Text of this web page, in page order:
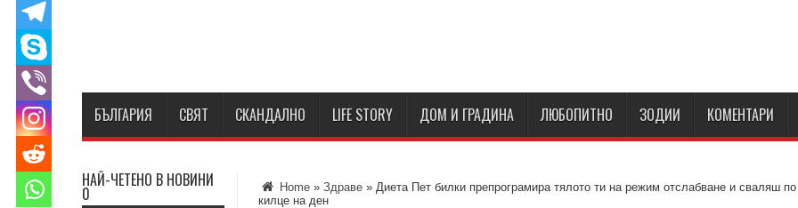
БЪЛГАРИЯ СВЯТ СКАНДАЛНО LIFE STORY ДОМ И ГРАДИНА ЛЮБОПИТНО ЗОДИИ КОМЕНТАРИ
Home » Здраве » Диета Пет билки препрограмира тялото ти на режим отслабване и сваляш по
килце на ден
НАЙ-ЧЕТЕНО В НОВИНИ
0